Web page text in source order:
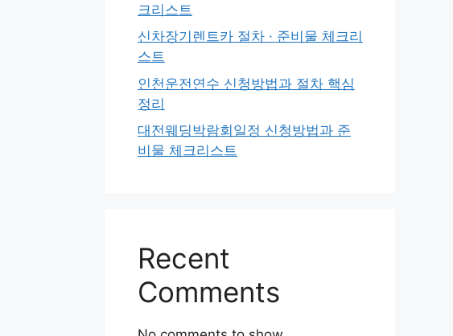
크리스트
신차장기렌트카 절차 · 준비물 체크리
스트
인천운전연수 신청방법과 절차 핵심
정리
대전웨딩박람회일정 신청방법과 준
비물 체크리스트
Recent
Comments